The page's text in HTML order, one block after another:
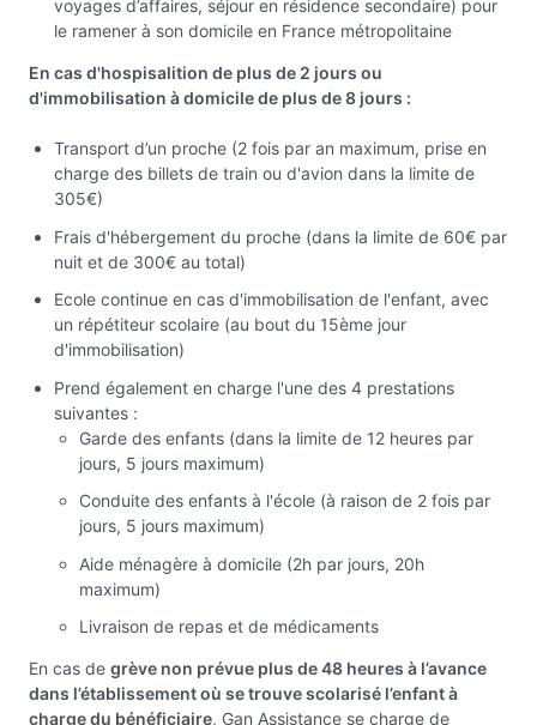
voyages d’affaires, séjour en résidence secondaire) pour
le ramener à son domicile en France métropolitaine
En cas d'hospisalition de plus de 2 jours ou
d'immobilisation à domicile de plus de 8 jours :
Transport d’un proche (2 fois par an maximum, prise en
charge des billets de train ou d'avion dans la limite de
305€)
Frais d'hébergement du proche (dans la limite de 60€ par
nuit et de 300€ au total)
Ecole continue en cas d'immobilisation de l'enfant, avec
un répétiteur scolaire (au bout du 15ème jour
d'immobilisation)
Prend également en charge l'une des 4 prestations
suivantes :
Garde des enfants (dans la limite de 12 heures par
jours, 5 jours maximum)
Conduite des enfants à l'école (à raison de 2 fois par
jours, 5 jours maximum)
Aide ménagère à domicile (2h par jours, 20h
maximum)
Livraison de repas et de médicaments
En cas de grève non prévue plus de 48 heures à l’avance
dans l’établissement où se trouve scolarisé l’enfant à
charge du bénéficiaire, Gan Assistance se charge de